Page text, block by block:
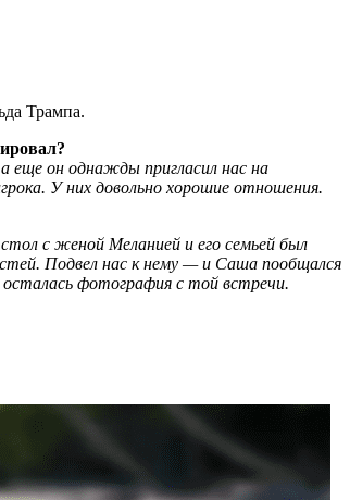
Трампа.
еще он однажды пригласил нас на
У них довольно хорошие отношения.
с женой Меланией и его семьей был
Подвел нас к нему — и Саша пообщался
фотография с той встречи.